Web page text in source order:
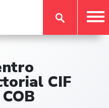
CIF